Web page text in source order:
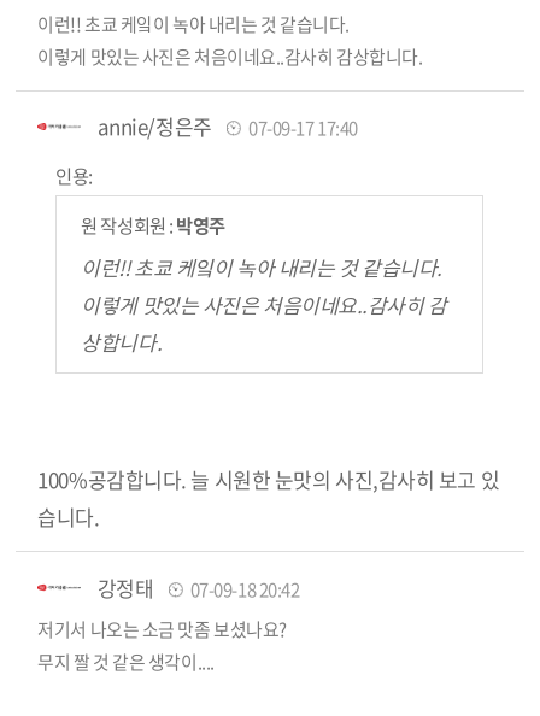
이런!! 초쿄 케잌이 녹아 내리는 것 같습니다.
이렇게 맛있는 사진은 처음이네요..감사히 감상합니다.
annie/정은주 07-09-17 17:40
인용:
원 작성회원 :박영주
이런!! 초쿄 케잌이 녹아 내리는 것 같습니다.
이렇게 맛있는 사진은 처음이네요..감사히 감
상합니다.
100%공감합니다. 늘 시원한 눈맛의 사진,감사히 보고 있
습니다.
강정태
07-09-18 20:42
저기서 나오는 소금 맛좀 보셨나요?
무지 짤 것 같은 생각이....